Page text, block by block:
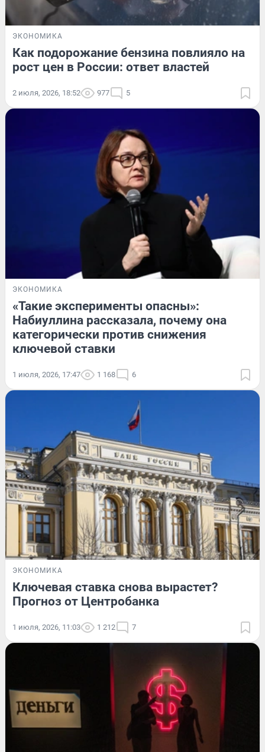
ЭКОНОМИКА
Как подорожание бензина повлияло на
рост цен в России: ответ властей
2 июля, 2026, 18:52 977 5
ЭКОНОМИКА
«Такие эксперименты опасны»:
Набиуллина рассказала, почему она
категорически против снижения
ключевой ставки
1 июля, 2026, 17:47 1 168 6
ЭКОНОМИКА
Ключевая ставка снова вырастет?
Прогноз от Центробанка
1 июля, 2026, 11:03 1 212 7